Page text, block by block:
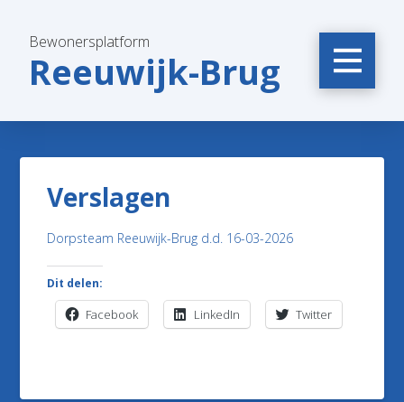
Bewonersplatform
Reeuwijk-Brug
Verslagen
Dorpsteam Reeuwijk-Brug d.d. 16-03-2026
Dit delen:
Facebook LinkedIn Twitter